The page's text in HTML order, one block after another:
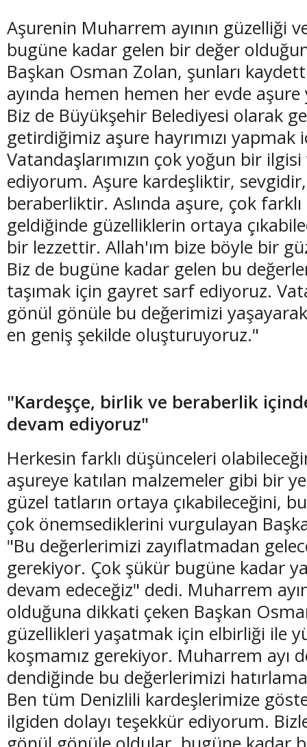
Aşurenin Muharrem ayının güzelliği
bugüne kadar gelen bir değer
Başkan Osman Zolan, şunları
ayında hemen hemen her evde aşure
Biz de Büyükşehir Belediyesi olarak
getirdiğimiz aşure hayrımızı yapmak
Vatandaşlarımızın çok yoğun bir
ediyorum. Aşure kardeşliktir,
beraberliktir. Aslında aşure, çok
geldiğinde güzelliklerin ortaya
bir lezzettir. Allah'ım bize böyle bir
Biz de bugüne kadar gelen bu
taşımak için gayret sarf ediyoruz.
gönül gönüle bu değerimizi
en geniş şekilde oluşturuyoruz."
"Kardeşçe, birlik ve beraberlik
devam ediyoruz"
Herkesin farklı düşünceleri
aşureye katılan malzemeler gibi bir
güzel tatların ortaya çıkabileceğini,
çok önemsediklerini vurgulayan
"Bu değerlerimizi zayıflatmadan
gerekiyor. Çok şükür bugüne kadar
devam edeceğiz" dedi. Muharrem
olduğuna dikkati çeken Başkan
güzellikleri yaşatmak için elbirliği ile
koşmamız gerekiyor. Muharrem ayı
dendiğinde bu değerlerimizi
Ben tüm Denizlili kardeşlerimize
ilgiden dolayı teşekkür ediyorum.